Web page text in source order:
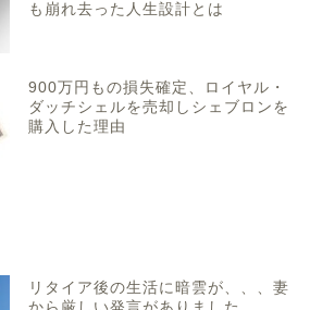
も崩れ去った人生設計とは
900万円もの損失確定、ロイヤル・
ダッチシェルを売却しシェブロンを
購入した理由
リタイア後の生活に暗雲が、、、妻